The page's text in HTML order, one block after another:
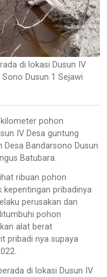
di lokasi Dusun IV
Dusun 1 Sejawi
pohon
IV Desa guntung
Bandarsono Dusun
Batubara.
ribuan pohon
kepentingan pribadinya
perusakan dan
pohon
alat berat
pribadi nya supaya
di lokasi Dusun IV